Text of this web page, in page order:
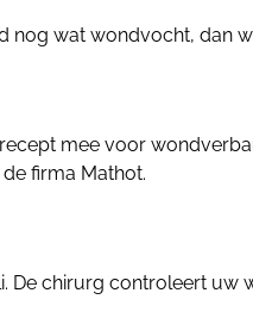
nog wat wondvocht, dan
mee voor
firma Mathot.
De chirurg controleert uw